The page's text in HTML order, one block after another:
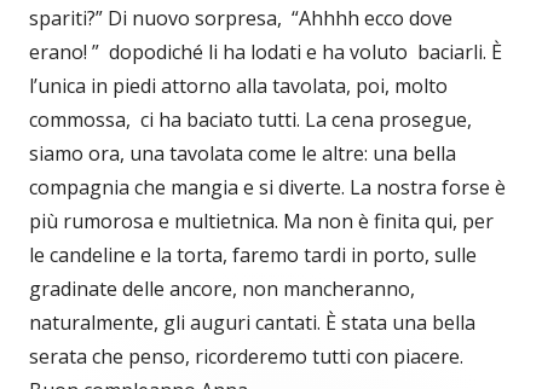
spariti?” Di nuovo sorpresa, “Ahhhh ecco dove
erano! ” dopodiché li ha lodati e ha voluto baciarli. È
l’unica in piedi attorno alla tavolata, poi, molto
commossa, ci ha baciato tutti. La cena prosegue,
siamo ora, una tavolata come le altre: una bella
compagnia che mangia e si diverte. La nostra forse è
più rumorosa e multietnica. Ma non è finita qui, per
le candeline e la torta, faremo tardi in porto, sulle
gradinate delle ancore, non mancheranno,
naturalmente, gli auguri cantati. È stata una bella
serata che penso, ricorderemo tutti con piacere.